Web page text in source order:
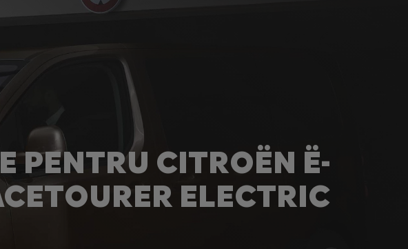
PENTRU CITROËN Ë-
ELECTRIC